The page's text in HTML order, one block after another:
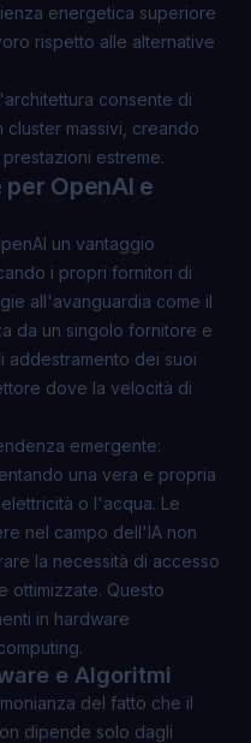
energetica superiore
rispetto alle alternative
consente di
cluster massivi, creando
estreme.
OpenAI e
un vantaggio
i propri fornitori di
all'avanguardia come il
da un singolo fornitore e
addestramento dei suoi
dove la velocità di
emergente:
una vera e propria
o l'acqua. Le
nel campo dell'IA non
la necessità di accesso
ottimizzate. Questo
in hardware
e Algoritmi
del fatto che il
dipende solo dagli